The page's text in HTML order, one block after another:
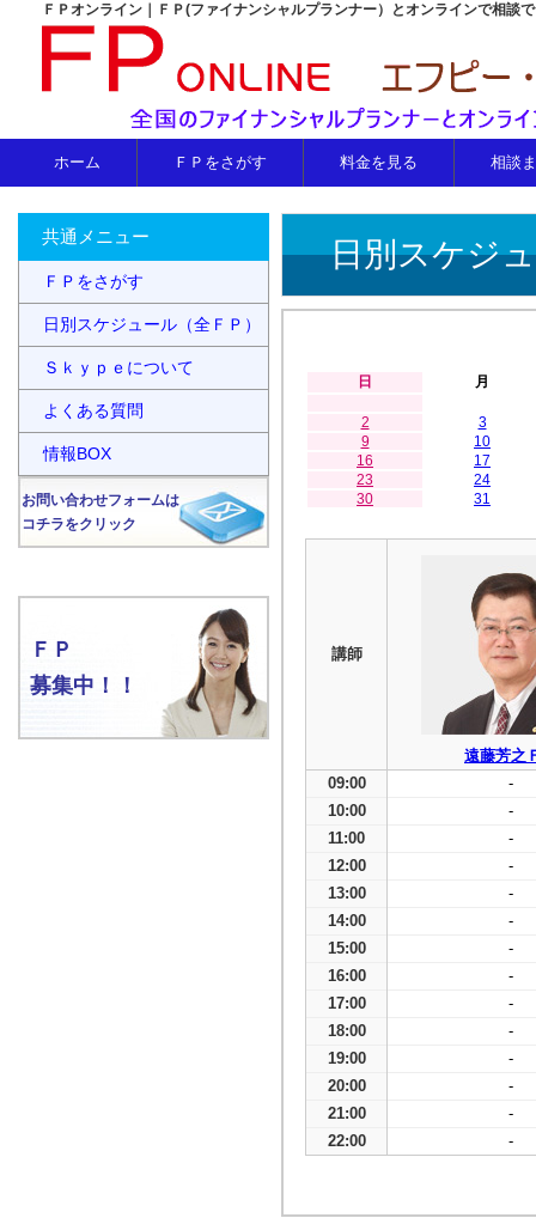
ＦＰオンライン｜ＦＰ(ファイナンシャルプランナー）とオンラインで相談
ホーム ＦＰをさがす 料金を見る 相談
日別スケジ
日 月
2
3
9
10
16
17
23
24
30
31
講師
遠藤芳之
09:00
-
10:00
-
11:00
-
12:00
-
13:00
-
14:00
-
15:00
-
16:00
-
17:00
-
18:00
-
19:00
-
20:00
-
21:00
-
22:00
-
共通メニュー
ＦＰをさがす
日別スケジュール（全ＦＰ）
Ｓｋｙｐｅについて
よくある質問
情報BOX
お問い合わせフォームは
コチラをクリック
ＦＰ
募集中！！